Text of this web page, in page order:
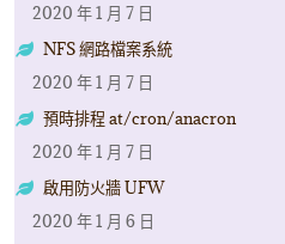
2020 年 1 月 7 日
NFS 網路檔案系統
2020 年 1 月 7 日
預時排程 at/cron/anacron
2020 年 1 月 7 日
啟用防火牆 UFW
2020 年 1 月 6 日